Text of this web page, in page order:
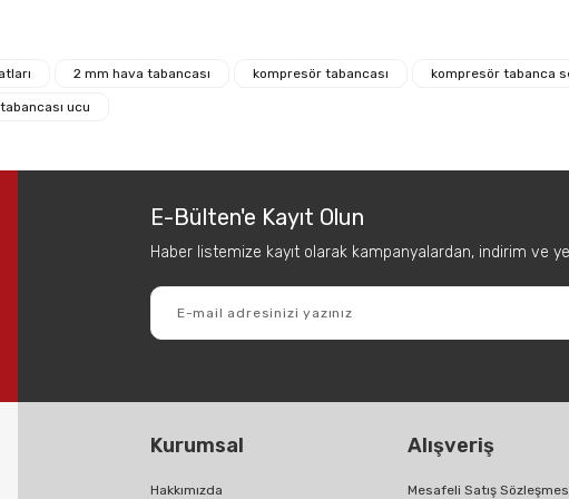
2 mm hava tabancası kompresör tabancası kompresör tabanca
ucu
E-Bülten'e Kayıt Olun
Haber listemize kayıt olarak kampanyalardan, indirim ve
Kurumsal
Hakkımızda
Alışveriş
Mesafeli Satış